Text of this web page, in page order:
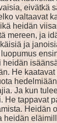
eivätkä
valtaavat
heidän
mereen, ja
ja
He
Ja kun
tappavat
Heidän